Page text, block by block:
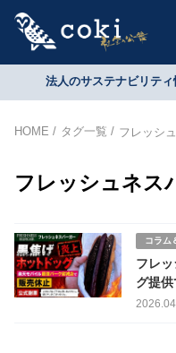
法人のサステナビリテ
HOME タグ一覧 フレッシ
フレッシュネス
コラム
フレ
グ提
店で販